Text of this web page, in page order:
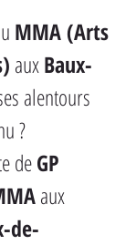
MMA (Arts
aux Baux-
alentours
?
de GP
aux
de-